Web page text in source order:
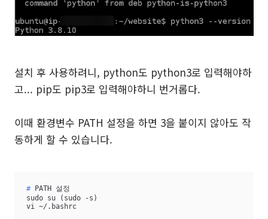
설치 후 사용하려니, python도 python3로 입력해야하
고... pip도 pip3로 입력해야하니 번거롭다.
이때 환경변수 PATH 설정을 하면 3을 붙이지 않아도 작
동하게 할 수 있습니다.
# PATH 설정
sudo su (sudo -s)
vi ~/.bashrc